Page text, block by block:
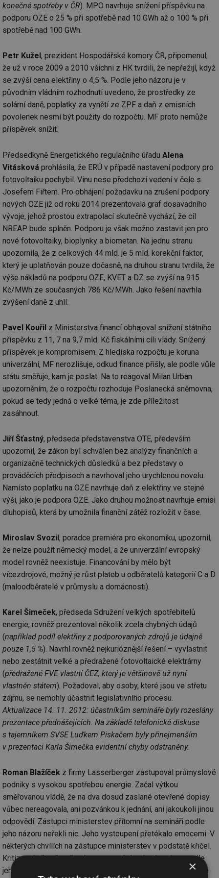
konečné spotřeby v ČR). MPO navrhuje snížení příspěvku na
podporu OZE o 25 % při spotřebě nad 10 GWh až o 100 % při
spotřebě nad 100 GWh.
Petr Kužel , prezident Hospodářské komory ČR, připomenul,
že už v roce 2009 a 2010 všichni z HK tvrdili, že nepřežijí, když
se zvýší cena elektřiny o 4,5 %. Podle jeho názoru je v
původním vládním rozhodnutí uvedeno, že prostředky ze
solární daně, poplatky za vynětí ze ZPF a daň z emisních
povolenek nesmí být použity do rozpočtu. MF proto nemůže
příspěvek snížit.
Předsedkyně Energetického regulačního úřadu Alena
Vitásková prohlásila, že ERÚ v případě nastavení podpory pro
fotovoltaiku pochybil. Vinu nese předchozí vedení v čele s
Josefem Fiřtem. Pro obhájení požadavku na zrušení podpory
nových OZE již od roku 2014 prezentovala graf dosavadního
vývoje, jehož prostou extrapolací skutečně vychází, že cíl
NREAP bude splněn. Podporu je však možno zastavit jen pro
nové fotovoltaiky, bioplynky a biometan. Na jednu stranu
upozornila, že z celkových 44 mld. je 5 mld. korekční faktor,
který je uplatňován pouze dočasně, na druhou stranu tvrdila, že
výše nákladů na podporu OZE, KVET a DZ se zvýší na 915
Kč/MWh ze současných 786 Kč/MWh. Jako řešení navrhla
zvýšení daně z uhlí.
Pavel Kouřil z Ministerstva financí obhajoval snížení státního
příspěvku z 11, 7 na 9,7 mld. Kč fiskálními cíli vlády. Snížený
příspěvek je kompromisem. Z hlediska rozpočtu je koruna
univerzální, MF nerozlišuje, odkud finance přišly, ale podle vůle
státu směřuje, kam je poslat. Na to reagoval Milan Urban
upozorněním, že o rozpočtu rozhoduje Poslanecká sněmovna,
pokud se tedy jedná o velké téma, je zde příležitost
zasáhnout.
Jiří Šťastný, předseda představenstva OTE, především
upozornil, že zákon byl schválen bez analýzy finančních a
organizačně technických důsledků a bez představy o
prováděcích předpisech a navrhoval jeho urychlenou novelu.
Namísto poplatku na OZE navrhuje daň z elektřiny ve stejné
výši, jako je podpora OZE. Jako druhou možnost navrhuje emisi
dluhopisů, která by umožnila finanční zátěž rozložit v čase.
Miroslav Svozil, poradce premiéra pro ekonomiku, upozornil,
že nelze použít německý model, a že univerzální evropský
model rovněž neexistuje. Financování by mělo být
vícezdrojové, možný je růst plateb u odběratelů kategorií C a D
(maloodběratelé v průmyslu a domácnosti).
Karel Šimeček, předseda Sdružení velkých spotřebitelů
energie, rovněž prezentoval několik zcela chybných údajů
(například podíl elektřiny z podporovaných zdrojů je údajně
pouze 1,5 %). Navrhl rovněž nejkurióznější řešení – vyvlastnit
nebo zestátnit velké a předražené fotovoltaické elektrárny
(předražené FVE vlastní ČEZ, který je většinově už nyní
vlastněn státem). Požadoval, aby osoby, které jsou ve střetu
zájmu, se nemohly účastnit legislativního procesu.
Aktualizace 14. 11. 2012: účastníkům semináře byly rozeslány
prezentace přednášejících. Na základě telefonické diskuse
s tajemníkem SVSE Luďkem Piskačem byly přinejmenším
v prezentaci Karla Šimečka evidentní chyby odstraněny.
Roman Blažíček z firmy Lasserberger zastupoval průmyslové
podniky s vysokou spotřebou energie. Začal výtkou
směřovanou vládě, že na dva dosud zaslané otevřené dopisy
vůbec nereagovala, ani pozvánkou k jednání, ani jakoukoli jinou
odpovědí. Zástupci ministerstev přítomní na semináři podle
jeho názoru neřekli nic. Jeho vystoupení přetékalo emocemi. V
některých chvílích na zástupce ministerstev v podstatě křičel.
Kritizoval vše včetně práce expertní skupiny, která se podle
jeho názoru nemá inspirovat Německem, ale Polskem, kde je
×